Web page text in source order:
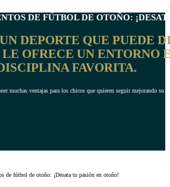
DE FÚTBOL DE OTOÑO:
DEPORTE QUE PUEDE
OFRECE UN ENTORNO
FAVORITA.
muchas ventajas para los chicos que quieren seguir mejorando
de fútbol de otoño: ¡Desata tu pasión en otoño!